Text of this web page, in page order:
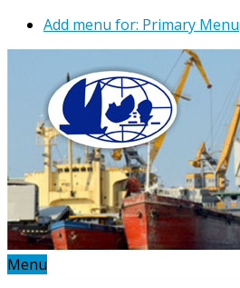
Add menu for: Primary Menu
Menu